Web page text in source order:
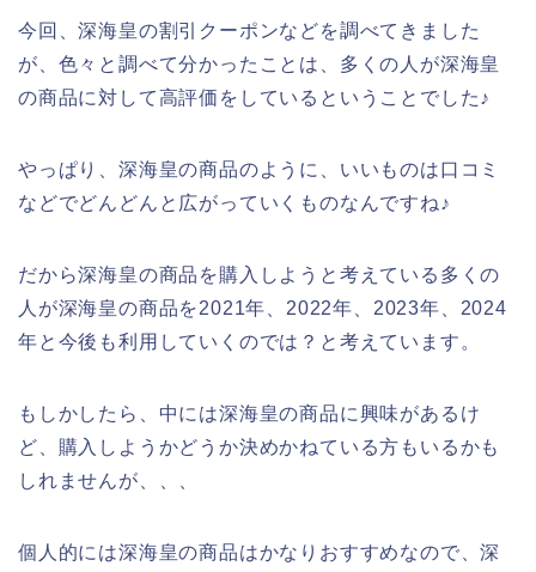
今回、深海皇の割引クーポンなどを調べてきました
が、色々と調べて分かったことは、多くの人が深海皇
の商品に対して高評価をしているということでした♪
やっぱり、深海皇の商品のように、いいものは口コミ
などでどんどんと広がっていくものなんですね♪
だから深海皇の商品を購入しようと考えている多くの
人が深海皇の商品を2021年、2022年、2023年、2024
年と今後も利用していくのでは？と考えています。
もしかしたら、中には深海皇の商品に興味があるけ
ど、購入しようかどうか決めかねている方もいるかも
しれませんが、、、
個人的には深海皇の商品はかなりおすすめなので、深